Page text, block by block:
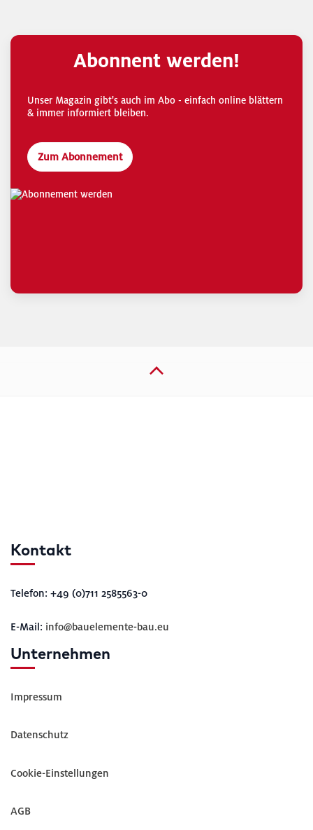
Abonnent werden!
Unser Magazin gibt's auch im Abo - einfach online blättern
& immer informiert bleiben.
Zum Abonnement
Kontakt
Telefon: +49 (0)711 2585563-0
E-Mail: info@bauelemente-bau.eu
Unternehmen
Impressum
Datenschutz
Cookie-Einstellungen
AGB